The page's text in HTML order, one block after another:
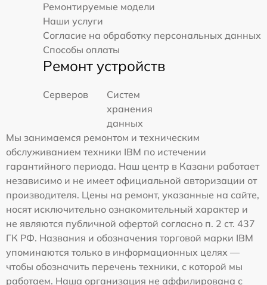
Ремонтируемые модели
Наши услуги
Согласие на обработку персональных данных
Способы оплаты
Ремонт устройств
Серверов
Систем
хранения
данных
Мы занимаемся ремонтом и техническим
обслуживанием техники IBM по истечении
гарантийного периода. Наш центр в Казани работает
независимо и не имеет официальной авторизации от
производителя. Цены на ремонт, указанные на сайте,
носят исключительно ознакомительный характер и
не являются публичной офертой согласно п. 2 ст. 437
ГК РФ. Названия и обозначения торговой марки IBM
упоминаются только в информационных целях —
чтобы обозначить перечень техники, с которой мы
работаем. Наша организация не аффилирована с